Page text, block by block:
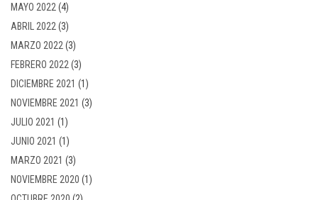
MAYO 2022 (4)
ABRIL 2022 (3)
MARZO 2022 (3)
FEBRERO 2022 (3)
DICIEMBRE 2021 (1)
NOVIEMBRE 2021 (3)
JULIO 2021 (1)
JUNIO 2021 (1)
MARZO 2021 (3)
NOVIEMBRE 2020 (1)